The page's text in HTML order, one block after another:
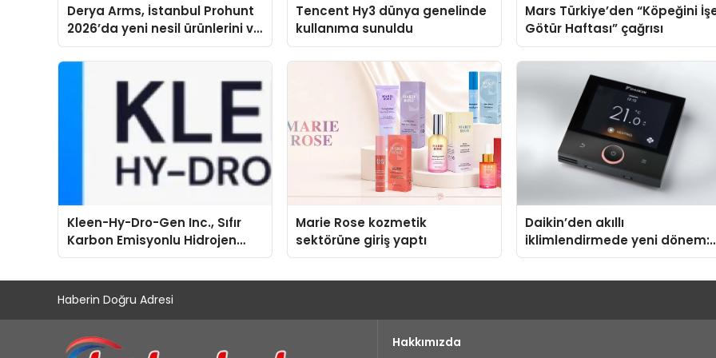
Derya Arms, İstanbul Prohunt
2026’da yeni nesil ürünlerini ve
global marka vizyonunu
sergiledi
Tencent Hy3 dünya genelinde
kullanıma sunuldu
Mars Türkiye’den “Köpeğini
Götür Haftası” çağrısı
Kleen-Hy-Dro-Gen Inc., Sıfır
Karbon Emisyonlu Hidrojen
Isıtma Teknolojisinde ISO ve
Aldı
Marie Rose kozmetik
sektörüne giriş yaptı
Daikin’den akıllı
iklimlendirmede yeni dönem:
Madoka Plus Türkiye’de
Haberin Doğru Adresi
Hakkımızda